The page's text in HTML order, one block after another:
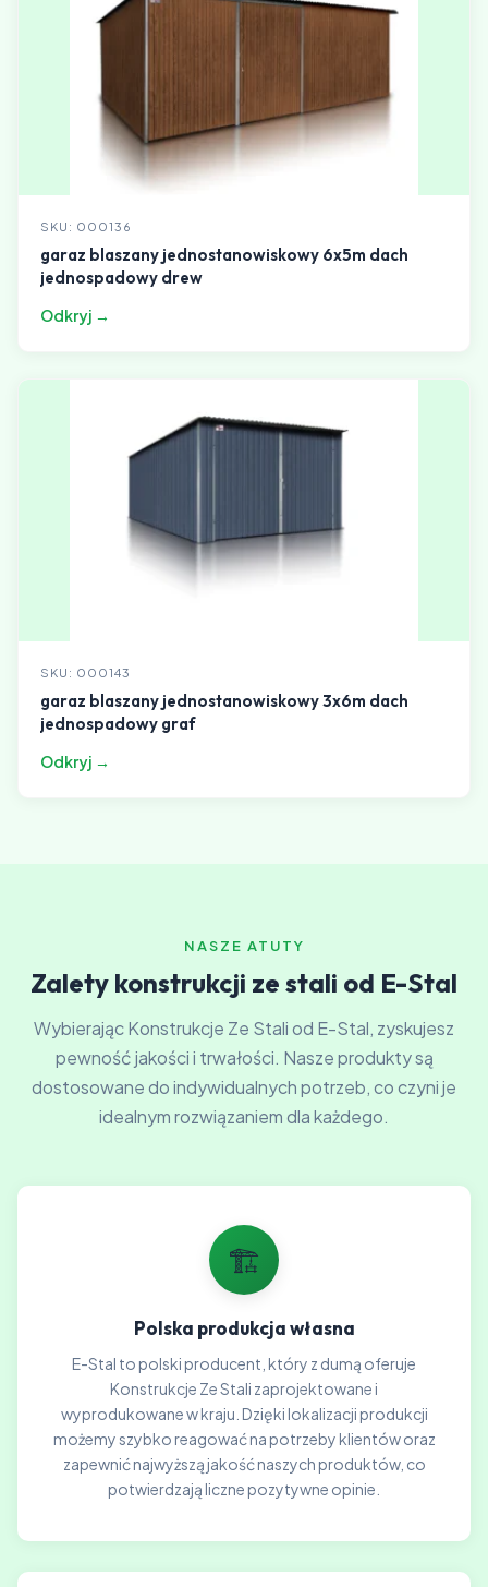
SKU: 000136
garaz blaszany jednostanowiskowy 6x5m dach
jednospadowy drew
Odkryj →
SKU: 000143
garaz blaszany jednostanowiskowy 3x6m dach
jednospadowy graf
Odkryj →
NASZE ATUTY
Zalety konstrukcji ze stali od E-Stal
Wybierając Konstrukcje Ze Stali od E-Stal, zyskujesz
pewność jakości i trwałości. Nasze produkty są
dostosowane do indywidualnych potrzeb, co czyni je
idealnym rozwiązaniem dla każdego.
🏗️
Polska produkcja własna
E-Stal to polski producent, który z dumą oferuje
Konstrukcje Ze Stali zaprojektowane i
wyprodukowane w kraju. Dzięki lokalizacji produkcji
możemy szybko reagować na potrzeby klientów oraz
zapewnić najwyższą jakość naszych produktów, co
potwierdzają liczne pozytywne opinie.